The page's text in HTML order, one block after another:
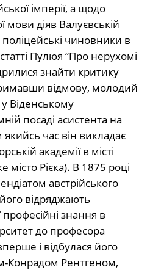
імперії, а щодо
мови діяв Валуєвській
чиновники в
Пулюя “Про нерухомі
знайти критику
відмову, молодий
Віденському
посаді асистента на
якийсь час він викладає
академії в місті
місто Рієка). В 1875 році
австрійського
його відряджають
знання в
до професора
і відбулася його
Конрадом Рентгеном,